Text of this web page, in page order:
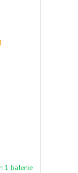
1 balenie